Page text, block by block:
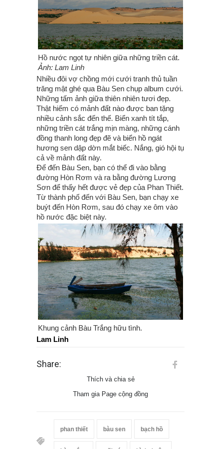
Hồ nước ngọt tự nhiên giữa những triền cát.
Ảnh: Lam Linh
Nhiều đôi vợ chồng mới cưới tranh thủ tuần
trăng mật ghé qua Bàu Sen chụp album cưới.
Những tấm ảnh giữa thiên nhiên tươi đẹp.
Thật hiếm có mảnh đất nào được ban tặng
nhiều cảnh sắc đến thế. Biển xanh tít tắp,
những triền cát trắng mịn màng, những cánh
đồng thanh long đẹp đẽ và biển hồ ngát
hương sen dập dờn mắt biếc. Nắng, gió hội tụ
cả về mảnh đất này.
Để đến Bàu Sen, bạn có thể đi vào bằng
đường Hòn Rơm và ra bằng đường Lương
Sơn để thấy hết được vẻ đẹp của Phan Thiết.
Từ thành phố đến với Bàu Sen, bạn chạy xe
buýt đến Hòn Rơm, sau đó chạy xe ôm vào
hồ nước đặc biệt này.
Khung cảnh Bàu Trắng hữu tình.
Lam Linh
Share:
Thích và chia sẻ
Tham gia Page cộng đồng
phan thiết bàu sen bạch hồ